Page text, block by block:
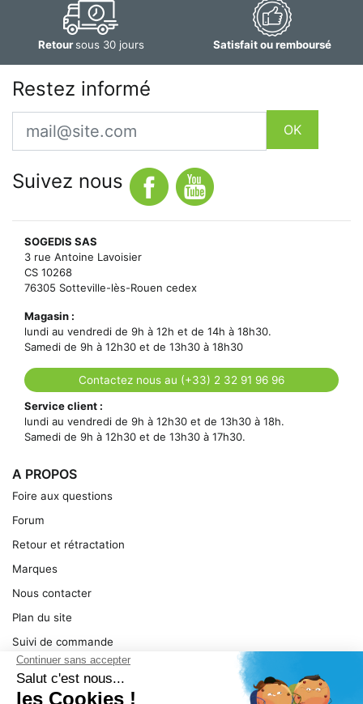
Retoursous 30 jours Satisfait ou remboursé
Restez informé
Email
OK
Suivez nous
SOGEDIS SAS
3 rue Antoine Lavoisier
CS 10268
76305 Sotteville-lès-Rouen cedex
Magasin :
lundi au vendredi de 9h à 12h et de 14h à 18h30.
Samedi de 9h à 12h30 et de 13h30 à 18h30
Contactez nous au (+33) 2 32 91 96 96
Service client :
lundi au vendredi de 9h à 12h30 et de 13h30 à 18h.
Samedi de 9h à 12h30 et de 13h30 à 17h30.
A PROPOS
Foire aux questions
Forum
Retour et rétractation
Marques
Nous contacter
Plan du site
Suivi de commande
Ma facture
Mentions légales